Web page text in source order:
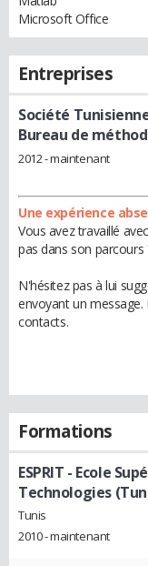
Microsoft Office
Entreprises
Société
Bureau de
2012 - maintenant
Une expérience
Vous avez travaillé
pas dans son parcours
N'hésitez pas à lui
envoyant un
contacts.
Formations
ESPRIT - Ecole
Technologies
Tunis
2010 - maintenant